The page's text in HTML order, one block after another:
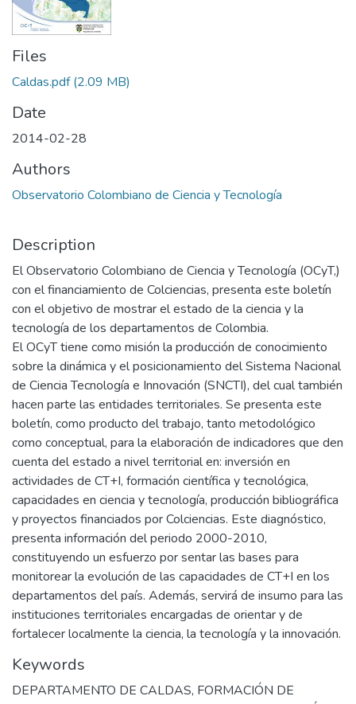
Files
Caldas.pdf(2.09 MB)
Date
2014-02-28
Authors
Observatorio Colombiano de Ciencia y Tecnología
Description
El Observatorio Colombiano de Ciencia y Tecnología (OCyT,)
con el financiamiento de Colciencias, presenta este boletín
con el objetivo de mostrar el estado de la ciencia y la
tecnología de los departamentos de Colombia.
El OCyT tiene como misión la producción de conocimiento
sobre la dinámica y el posicionamiento del Sistema Nacional
de Ciencia Tecnología e Innovación (SNCTI), del cual también
hacen parte las entidades territoriales. Se presenta este
boletín, como producto del trabajo, tanto metodológico
como conceptual, para la elaboración de indicadores que den
cuenta del estado a nivel territorial en: inversión en
actividades de CT+I, formación científica y tecnológica,
capacidades en ciencia y tecnología, producción bibliográfica
y proyectos financiados por Colciencias. Este diagnóstico,
presenta información del periodo 2000-2010,
constituyendo un esfuerzo por sentar las bases para
monitorear la evolución de las capacidades de CT+I en los
departamentos del país. Además, servirá de insumo para las
instituciones territoriales encargadas de orientar y de
fortalecer localmente la ciencia, la tecnología y la innovación.
Keywords
DEPARTAMENTO DE CALDAS, FORMACIÓN DE